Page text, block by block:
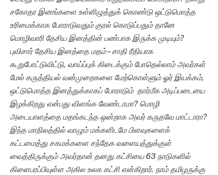
சகோதர இனங்களை உள்ளிழுத்துக் கொண்டு ஒட்டுமொத்த
உரிமைக்காக போராடுவதும் குரல் கொடுப்பதும் தானே
மொழிவாரி தேசிய இனத்தின் பண்பாக இருக்க முடியும்?
புவிசார் தேசிய இனத்தை மதம் – சாதி ரீதியாக
கூறுபோட்டுவிட்டு, வாய்ப்புக் கிடைக்கும் போதெல்லாம் அவர்கள்
மேல் கருத்தியல் வன்முறைகளை மேற்கொள்ளும் ஓர் இயக்கம்,
ஒட்டுமொத்த இனத்துக்காகப் போராடும் தார்மீக அடிப்படையை
இழக்கிறது என்பது விளங்க வேண்டாமா? மொழி
அடையாளத்தை மதங்கடந்த ஒன்றாக அவர் கருதவே மாட்டாரா?
இந்த மாநிலத்தில் வாழும் மக்களிடமே பிளவுகளைக்
கட்டமைத்து சகமக்களை சந்தேக வளையத்துக்குள்
வைத்திருக்கும் அவர்தான் தனது கட்சியை 63 நாடுகளில்
கிளைபரப்பியுள்ள அகில உலக கட்சி என்கிறார். நாம் தமிழருக்கு